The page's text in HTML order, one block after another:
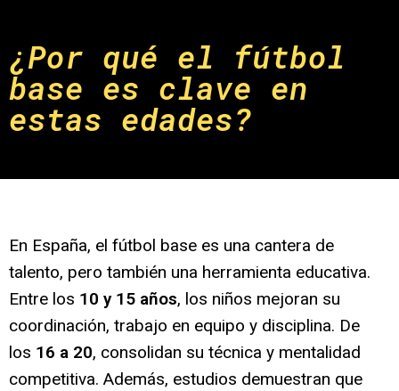
¿Por qué el fútbol
base es clave en
estas edades?
En España, el fútbol base es una cantera de
talento, pero también una herramienta educativa.
Entre los 10 y 15 años, los niños mejoran su
coordinación, trabajo en equipo y disciplina. De
los 16 a 20, consolidan su técnica y mentalidad
competitiva. Además, estudios demuestran que